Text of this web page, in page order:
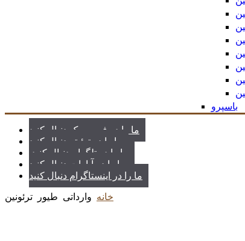
باسپرو
ما را در فیس بوک دنبال کنید
ما را در توئیتر دنبال کنید
.ما را در تلگرام دنبال کنید
ما را در آپارات دنبال کنید
ما را در اینستاگرام دنبال کنید
خانه وارداتی طیور ترئونین